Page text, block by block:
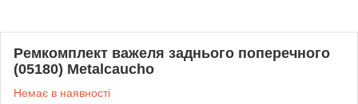
Ремкомплект важеля заднього поперечного
(05180) Metalcaucho
Немає в наявності